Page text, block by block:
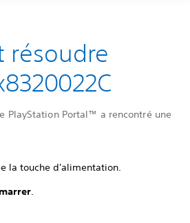
résoudre
PlayStation Portal™ a rencontré une
la touche d'alimentation.
.